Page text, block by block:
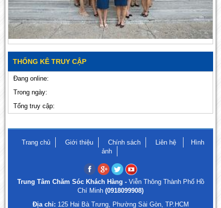
THỐNG KÊ TRUY CẬP
Đang online:
Trong ngày:
Tổng truy cập:
Trang chủ Giới thiệu Chính sách Liên hệ
Hình
ảnh
Trung Tâm Chăm Sóc Khách Hàng - Viễn Thông Thành Phố Hồ
Chí Minh (0918099908)
Địa chỉ: 125 Hai Bà Trưng, Phường Sài Gòn, TP.HCM